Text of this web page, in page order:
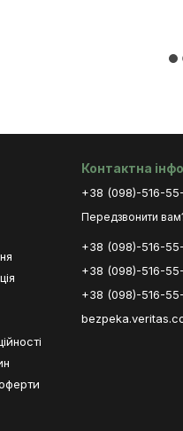
Контактна
+38 (098)-516-
Передзвонити
+38 (098)-516-
+38 (098)-516-
+38 (098)-516-